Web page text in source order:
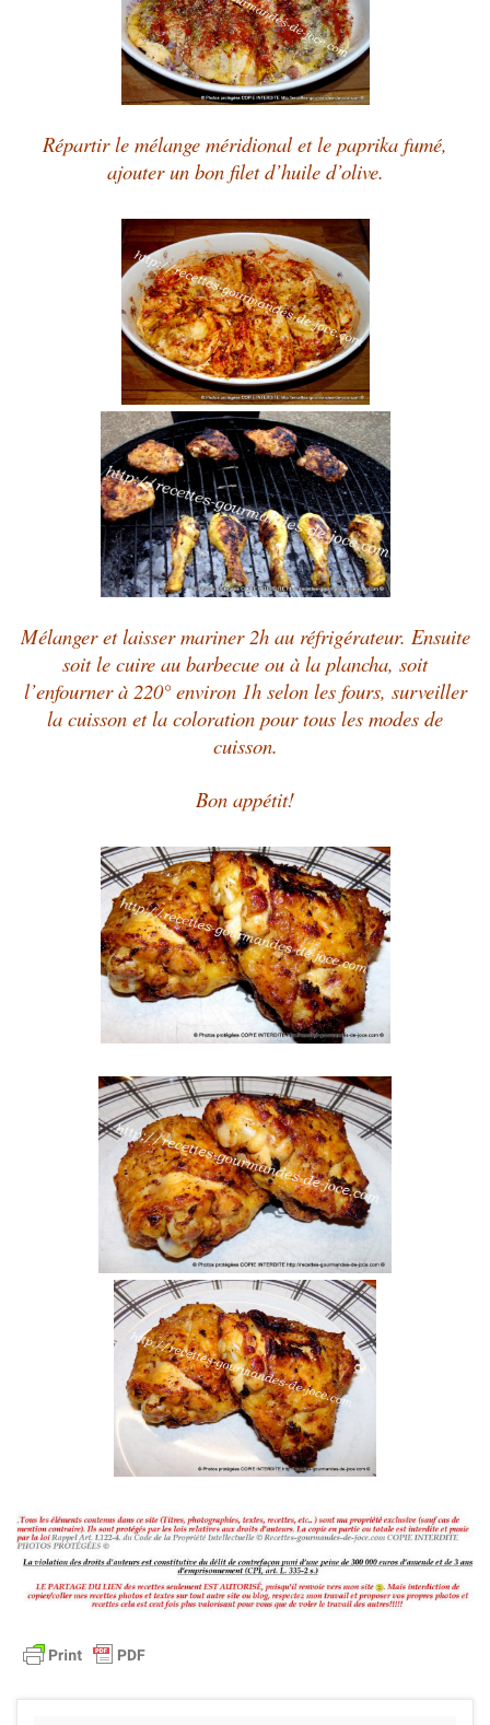
Répartir le mélange méridional et le paprika fumé,
ajouter un bon filet d’huile d’olive.
Mélanger et laisser mariner 2h au réfrigérateur. Ensuite
soit le cuire au barbecue ou à la plancha, soit
l’enfourner à 220° environ 1h selon les fours, surveiller
la cuisson et la coloration pour tous les modes de
cuisson.
Bon appétit!